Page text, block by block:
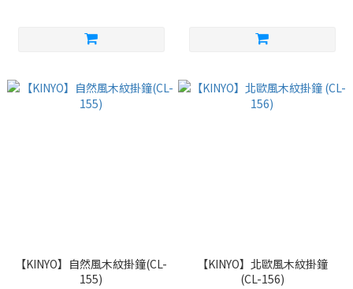
【KINYO】自然風木紋掛鐘(CL-
155)
【KINYO】北歐風木紋掛鐘
(CL-156)